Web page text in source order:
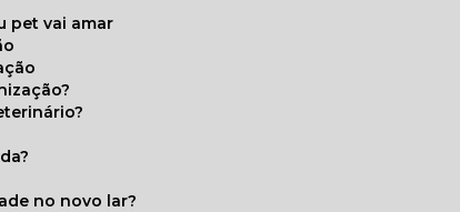
pet vai amar
no novo lar?